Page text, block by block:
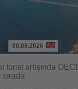
08.08.2026
turist artışında